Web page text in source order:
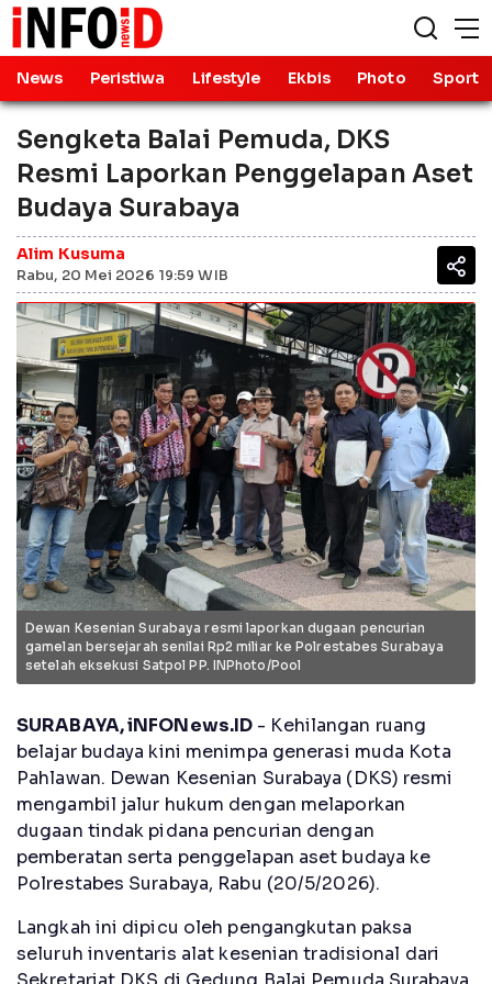
News Peristiwa Lifestyle Ekbis Photo Sport
Sengketa Balai Pemuda, DKS
Resmi Laporkan Penggelapan Aset
Budaya Surabaya
Alim Kusuma
Rabu, 20 Mei 2026 19:59 WIB
Dewan Kesenian Surabaya resmi laporkan dugaan pencurian
gamelan bersejarah senilai Rp2 miliar ke Polrestabes Surabaya
setelah eksekusi Satpol PP. INPhoto/Pool
SURABAYA, iNFONews.ID - Kehilangan ruang
belajar budaya kini menimpa generasi muda Kota
Pahlawan. Dewan Kesenian Surabaya (DKS) resmi
mengambil jalur hukum dengan melaporkan
dugaan tindak pidana pencurian dengan
pemberatan serta penggelapan aset budaya ke
Polrestabes Surabaya, Rabu (20/5/2026).
Langkah ini dipicu oleh pengangkutan paksa
seluruh inventaris alat kesenian tradisional dari